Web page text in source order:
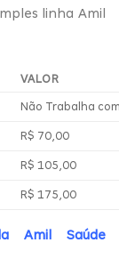
linha Amil
VALOR
Não Trabalha
R$ 70,00
R$ 105,00
R$ 175,00
Amil Saúde